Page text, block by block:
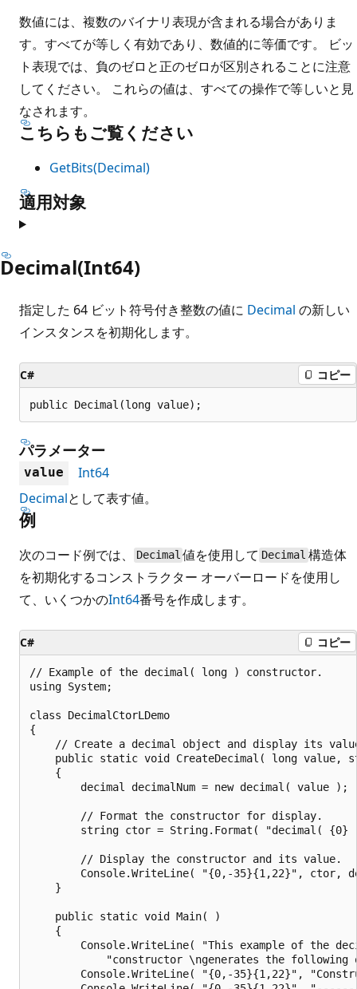
数値には、複数のバイナリ表現が含まれる場合がありま
す。すべてが等しく有効であり、数値的に等価です。 ビッ
ト表現では、負のゼロと正のゼロが区別されることに注意
してください。 これらの値は、すべての操作で等しいと見
なされます。
こちらもご覧ください
GetBits(Decimal)
適用対象
Decimal(Int64)
指定した 64 ビット符号付き整数の値に Decimal の新しい
インスタンスを初期化します。
C# コピー
public Decimal(long value);
パラメーター
value
Int64
Decimalとして表す値。
例
次のコード例では、 Decimal 値を使用して Decimal 構造体
を初期化するコンストラクター オーバーロードを使用し
て、いくつかのInt64番号を作成します。
C# コピー
// Example of the decimal( long ) constructor.
using System;
class DecimalCtorLDemo
{
// Create a decimal object and display its
public static void CreateDecimal( long value,
    {
        decimal decimalNum = new decimal( value );
        // Format the constructor for display.
string ctor = String.Format( "decimal( {0}
        // Display the constructor and its value.
Console.WriteLine( "{0,-35}{1,22}", ctor,
    }
    public static void Main( )
    {
Console.WriteLine( "This example of the
"constructor \ngenerates the following
Console.WriteLine( "{0,-35}{1,22}",